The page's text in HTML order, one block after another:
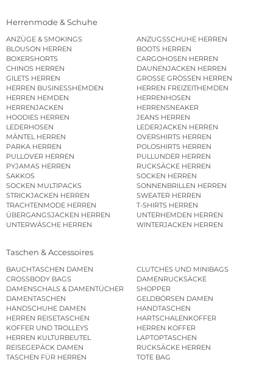
Herrenmode & Schuhe
ANZÜGE & SMOKINGS
ANZUGSSCHUHE HERREN
BLOUSON HERREN
BOOTS HERREN
BOXERSHORTS
CARGOHOSEN HERREN
CHINOS HERREN
DAUNENJACKEN HERREN
GILETS HERREN
GROSSE GRÖSSEN HERREN
HERREN BUSINESSHEMDEN
HERREN FREIZEITHEMDEN
HERREN HEMDEN
HERRENHOSEN
HERRENJACKEN
HERRENSNEAKER
HOODIES HERREN
JEANS HERREN
LEDERHOSEN
LEDERJACKEN HERREN
MÄNTEL HERREN
OVERSHIRTS HERREN
PARKA HERREN
POLOSHIRTS HERREN
PULLOVER HERREN
PULLUNDER HERREN
PYJAMAS HERREN
RUCKSÄCKE HERREN
SAKKOS
SOCKEN HERREN
SOCKEN MULTIPACKS
SONNENBRILLEN HERREN
STRICKJACKEN HERREN
SWEATER HERREN
TRACHTENMODE HERREN
T-SHIRTS HERREN
ÜBERGANGSJACKEN HERREN
UNTERHEMDEN HERREN
UNTERWÄSCHE HERREN
WINTERJACKEN HERREN
Taschen & Accessoires
BAUCHTASCHEN DAMEN
CLUTCHES UND MINIBAGS
CROSSBODY BAGS
DAMENRUCKSÄCKE
DAMENSCHALS & DAMENTÜCHER
SHOPPER
DAMENTASCHEN
GELDBÖRSEN DAMEN
HANDSCHUHE DAMEN
HANDTASCHEN
HERREN REISETASCHEN
HARTSCHALENKOFFER
KOFFER UND TROLLEYS
HERREN KOFFER
HERREN KULTURBEUTEL
LAPTOPTASCHEN
REISEGEPÄCK DAMEN
RUCKSÄCKE HERREN
TASCHEN FÜR HERREN
TOTE BAG